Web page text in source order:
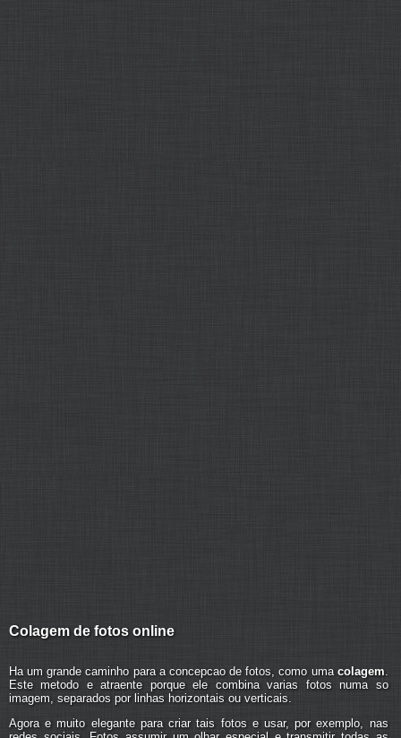
Colagem de fotos online
Ha um grande caminho para a concepcao de fotos, como uma colagem.
Este metodo e atraente porque ele combina varias fotos numa so
imagem, separados por linhas horizontais ou verticais.
Agora e muito elegante para criar tais fotos e usar, por exemplo, nas